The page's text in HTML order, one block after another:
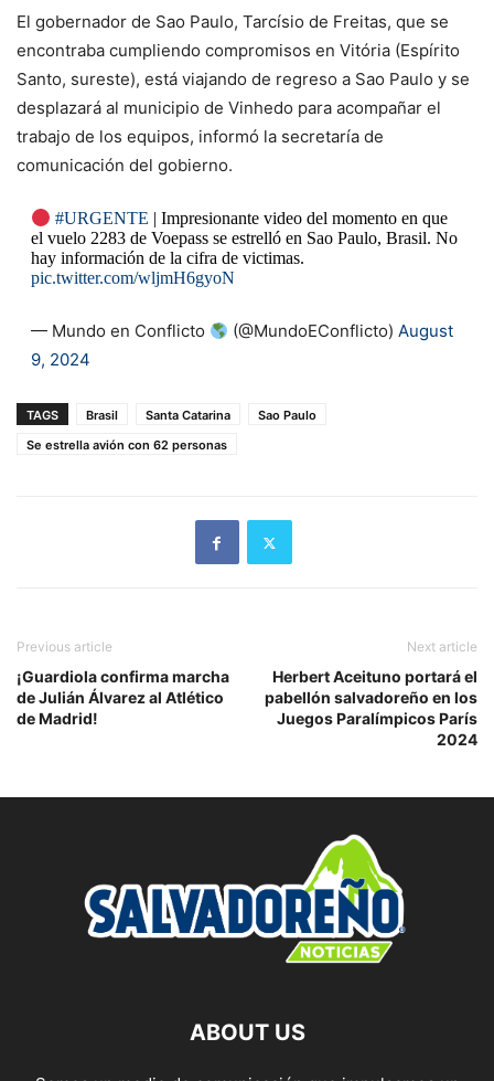
El gobernador de Sao Paulo, Tarcísio de Freitas, que se
encontraba cumpliendo compromisos en Vitória (Espírito
Santo, sureste), está viajando de regreso a Sao Paulo y se
desplazará al municipio de Vinhedo para acompañar el
trabajo de los equipos, informó la secretaría de
comunicación del gobierno.
#URGENTE | Impresionante video del momento en que
el vuelo 2283 de Voepass se estrelló en Sao Paulo, Brasil. No
hay información de la cifra de victimas.
pic.twitter.com/wljmH6gyoN
— Mundo en Conflicto (@MundoEConflicto) August
9, 2024
TAGS Brasil Santa Catarina
Sao Paulo
Se estrella avión con 62 personas
Previous article
¡Guardiola confirma marcha
de Julián Álvarez al Atlético
de Madrid!
Next article
Herbert Aceituno portará el
pabellón salvadoreño en los
Juegos Paralímpicos París
2024
ABOUT US